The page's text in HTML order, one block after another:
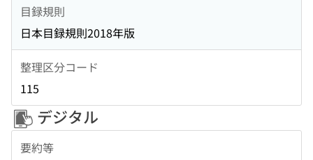
目録規則
日本目録規則2018年版
整理区分コード
115
デジタル
要約等